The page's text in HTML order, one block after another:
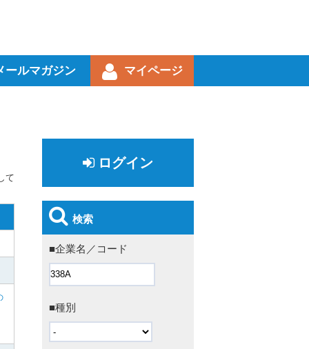
ールマガジン マイページ
て
ログイン
検索
■企業名／コード
■種別